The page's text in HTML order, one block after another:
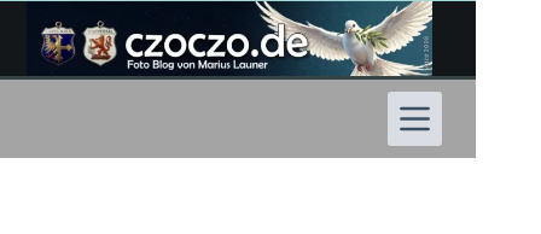
Inhalt
springen